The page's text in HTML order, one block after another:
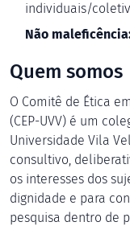
individuais/
Não
Quem somos
O Comitê de Ética
(CEP-UVV) é um
Universidade Vila
consultivo,
os interesses dos
dignidade e para
pesquisa dentro de